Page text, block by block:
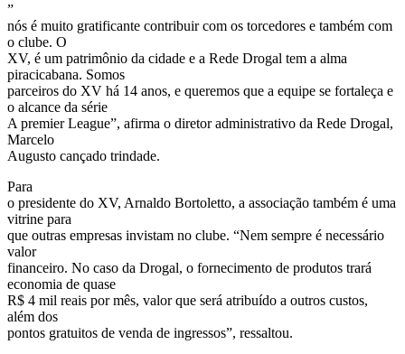
”
nós é muito gratificante contribuir com os torcedores e também com
o clube. O
XV, é um patrimônio da cidade e a Rede Drogal tem a alma
piracicabana. Somos
parceiros do XV há 14 anos, e queremos que a equipe se fortaleça e
o alcance da série
A premier League”, afirma o diretor administrativo da Rede Drogal,
Marcelo
Augusto cançado trindade.
Para
o presidente do XV, Arnaldo Bortoletto, a associação também é uma
vitrine para
que outras empresas invistam no clube. “Nem sempre é necessário
valor
financeiro. No caso da Drogal, o fornecimento de produtos trará
economia de quase
R$ 4 mil reais por mês, valor que será atribuído a outros custos,
além dos
pontos gratuitos de venda de ingressos”, ressaltou.